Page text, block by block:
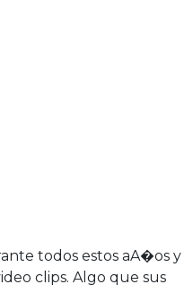
todos estos aA�os y
clips. Algo que sus